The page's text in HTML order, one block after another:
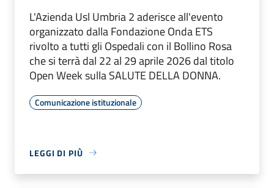
L'Azienda Usl Umbria 2 aderisce all'evento
organizzato dalla Fondazione Onda ETS
rivolto a tutti gli Ospedali con il Bollino Rosa
che si terrà dal 22 al 29 aprile 2026 dal titolo
Open Week sulla SALUTE DELLA DONNA.
Comunicazione istituzionale
LEGGI DI PIÙ